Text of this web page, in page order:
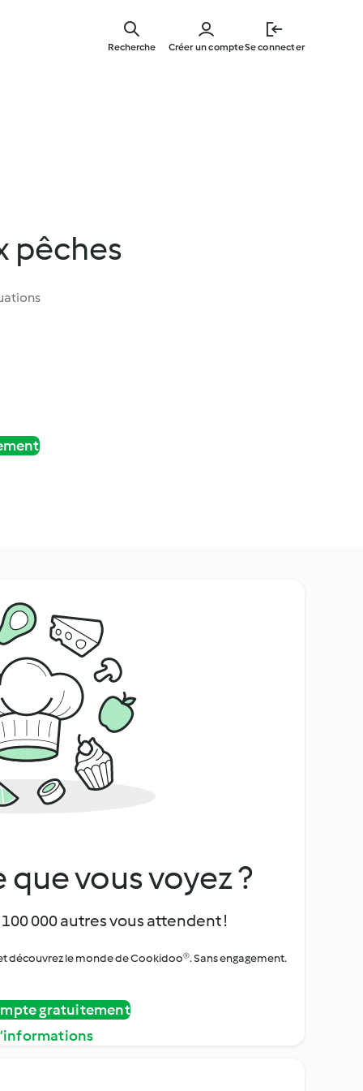
main
Créer un compteSe connecter
Recherche
pêches
vous voyez ?
000 autres vous attendent !
découvrez le monde de Cookidoo®. Sans engagement.
gratuitement